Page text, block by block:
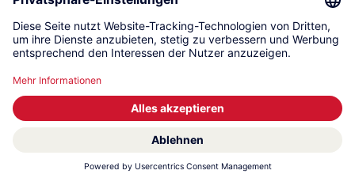
© 2026 KWC Group Management AG
Allgemeine Geschäftsbedingungen
Datenschutz